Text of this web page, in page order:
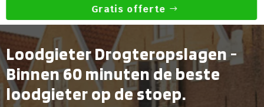
Gratis offerte
Loodgieter Drogteropslagen -
Binnen 60 minuten de beste
loodgieter op de stoep.